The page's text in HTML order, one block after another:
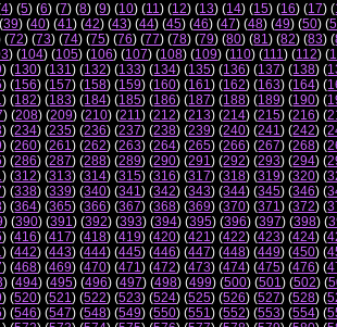
4) (5) (6) (7) (8) (9) (10) (11) (12) (13) (14) (15) (16) (17) (
39) (40) (41) (42) (43) (44) (45) (46) (47) (48) (49) (50) (
(72) (73) (74) (75) (76) (77) (78) (79) (80) (81) (82) (83) (
) (104) (105) (106) (107) (108) (109) (110) (111) (112) (
) (130) (131) (132) (133) (134) (135) (136) (137) (138) (
) (156) (157) (158) (159) (160) (161) (162) (163) (164) (
) (182) (183) (184) (185) (186) (187) (188) (189) (190) (
) (208) (209) (210) (211) (212) (213) (214) (215) (216) (
) (234) (235) (236) (237) (238) (239) (240) (241) (242) (
) (260) (261) (262) (263) (264) (265) (266) (267) (268) (
) (286) (287) (288) (289) (290) (291) (292) (293) (294) (
) (312) (313) (314) (315) (316) (317) (318) (319) (320) (
) (338) (339) (340) (341) (342) (343) (344) (345) (346) (
) (364) (365) (366) (367) (368) (369) (370) (371) (372) (
) (390) (391) (392) (393) (394) (395) (396) (397) (398) (
) (416) (417) (418) (419) (420) (421) (422) (423) (424) (
) (442) (443) (444) (445) (446) (447) (448) (449) (450) (
) (468) (469) (470) (471) (472) (473) (474) (475) (476) (
) (494) (495) (496) (497) (498) (499) (500) (501) (502) (
) (520) (521) (522) (523) (524) (525) (526) (527) (528) (
) (546) (547) (548) (549) (550) (551) (552) (553) (554) (